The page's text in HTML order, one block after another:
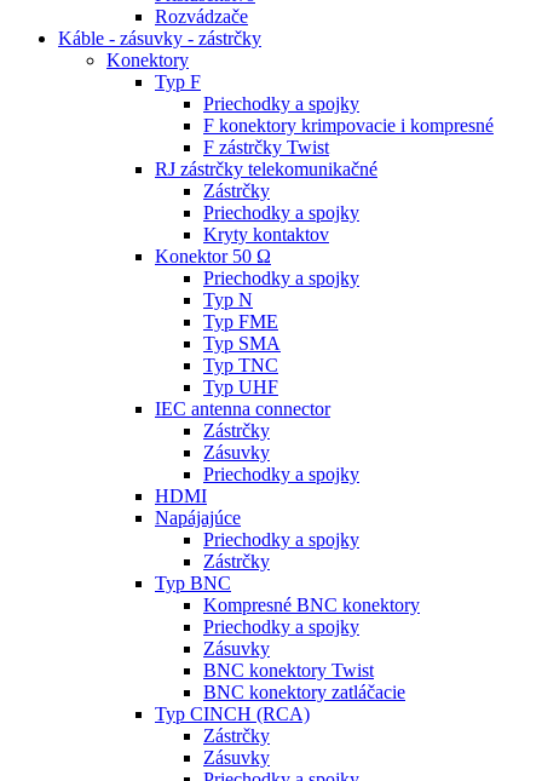
Rozvádzače
Káble - zásuvky - zástrčky
Konektory
Typ F
Priechodky a spojky
F konektory krimpovacie i kompresné
F zástrčky Twist
RJ zástrčky telekomunikačné
Zástrčky
Priechodky a spojky
Kryty kontaktov
Konektor 50 Ω
Priechodky a spojky
Typ N
Typ FME
Typ SMA
Typ TNC
Typ UHF
IEC antenna connector
Zástrčky
Zásuvky
Priechodky a spojky
HDMI
Napájajúce
Priechodky a spojky
Zástrčky
Typ BNC
Kompresné BNC konektory
Priechodky a spojky
Zásuvky
BNC konektory Twist
BNC konektory zatláčacie
Typ CINCH (RCA)
Zástrčky
Zásuvky